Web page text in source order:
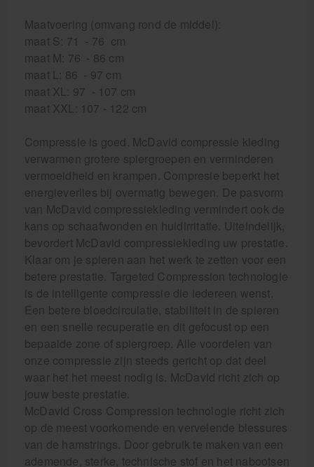
Maatvoering (omvang rond de middel):
maat S: 71 - 76 cm
maat M: 76 - 86 cm
maat L: 86 - 97 cm
maat XL: 97 - 107 cm
maat XXL: 107 - 122 cm
Compressie is goed. McDavid compressie kleding
verwarmen grotere spiergroepen en verminderen
vermoeidheid en krampen. Compresie beperkt het
energieverlies bij overmatig bewegen. De pasvorm
van McDavid compressiekleding vermindert ook de
kans op schaafwonden en huidirritatie. Uiteindelijk,
bevordert McDavid compressiekleding uw prestatie.
Klaar om je spieren aan het werk te zetten voor een
betere prestatie. Targeted Compression technologie
is de intelligente compressie die iedereen wenst.
Een betere bloedcirculatie, stabiliteit in de spieren
en een snelle recuperatie en dit gefocust op een
bepaalde zone of spiergroep. Alle voordelen van
onze compressie zijn steeds gericht op dat deel
waar het het meest nodig is. McDavid richt zich op
jouw beste prestatie.
McDavid Cross Compression technologie richt zich
op de meest voorkomende en vervelende blessures
van de hamstrings. Door gebruik te maken van een
ademende, sterke, technische stof en het nabootsen